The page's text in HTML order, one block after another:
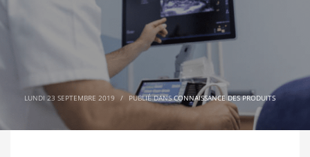
LUNDI 23 SEPTEMBRE 2019 / PUBLIÉ DANSCONNAISSANCE DES PRODUITS